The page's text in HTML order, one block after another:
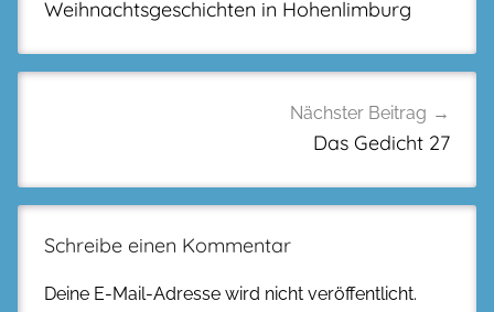
Weihnachtsgeschichten in Hohenlimburg
Nächster Beitrag
Das Gedicht 27
Schreibe einen Kommentar
Deine E-Mail-Adresse wird nicht veröffentlicht.